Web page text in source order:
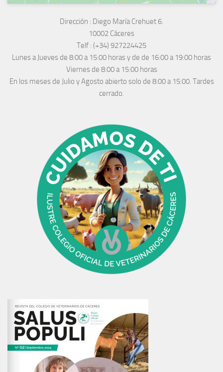
Dirección : Diego María Crehuet 6.
10002 Cáceres
Telf : (+34) 927224425
Lunes a Jueves de 8:00 a 15:00 horas y de de 16:00 a 19:00 horas
Viernes de 8:00 a 15:00 horas
En los meses de Julio y Agosto abierto solo de 8:00 a 15:00. Tardes
cerrado.